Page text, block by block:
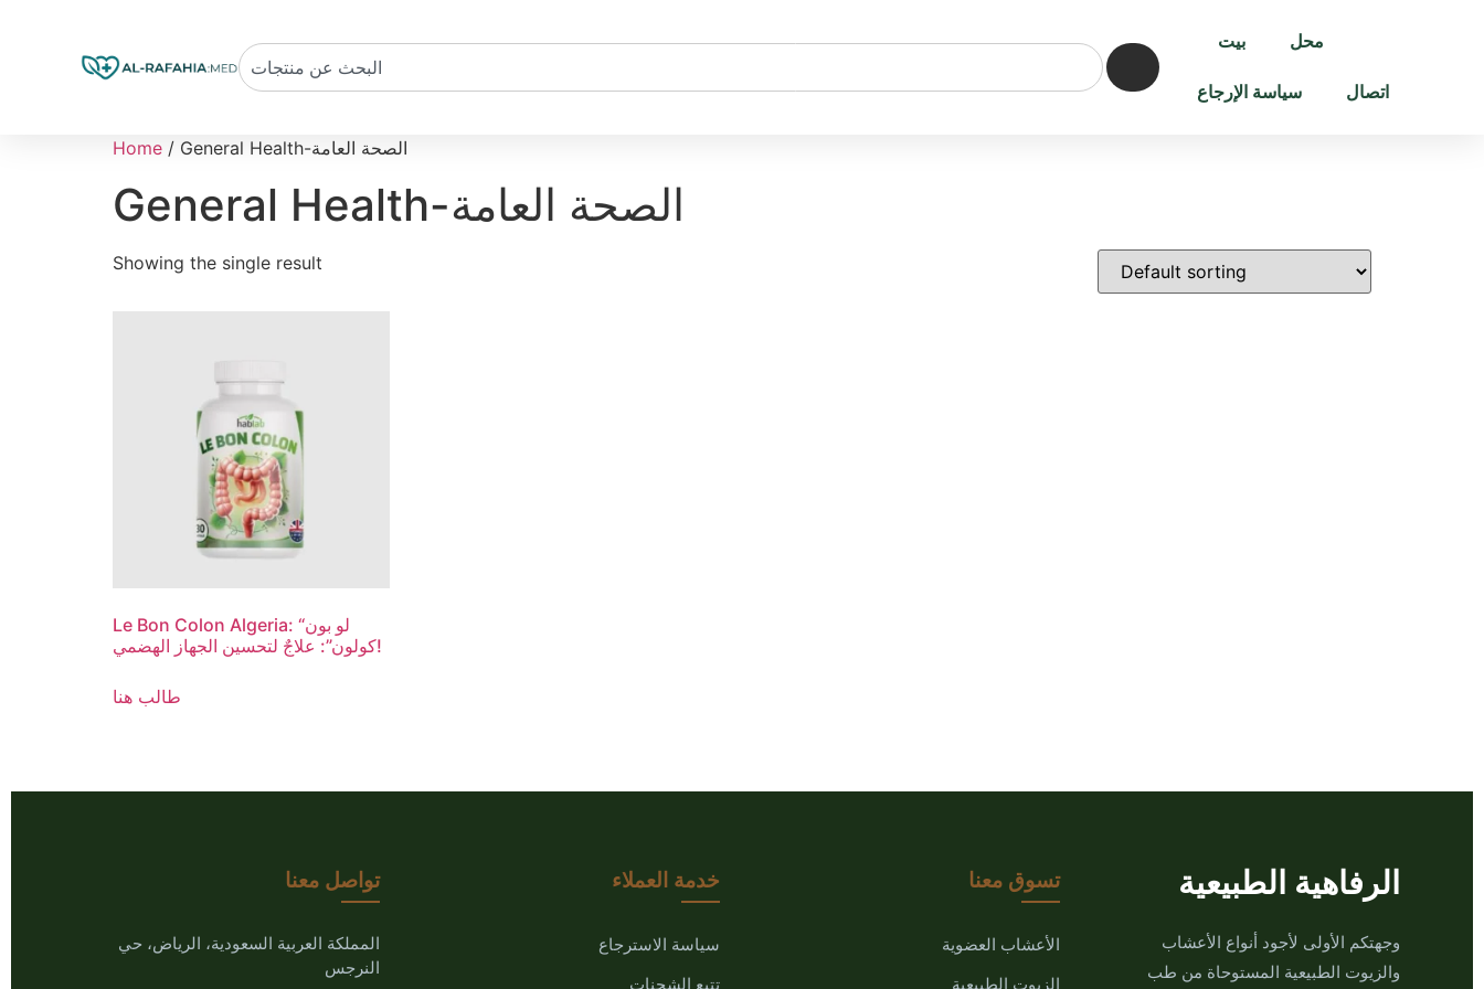
بيت محل
سياسة الإرجاع اتصال
Home / General Health-الصحة العامة
General Health-الصحة العامة
Showing the single result
Le Bon Colon Algeria: “لو بون
كولون”: علاجٌ لتحسين الجهاز الهضمي!
طالب هنا
الرفاهية الطبيعية
وجهتكم الأولى لأجود أنواع الأعشاب
والزيوت الطبيعية المستوحاة من طب
تسوق معنا
الأعشاب العضوية
الزيوت الطبيعية
خدمة العملاء
سياسة الاسترجاع
تتبع الشحنات
تواصل معنا
المملكة العربية السعودية، الرياض، حي
النرجس